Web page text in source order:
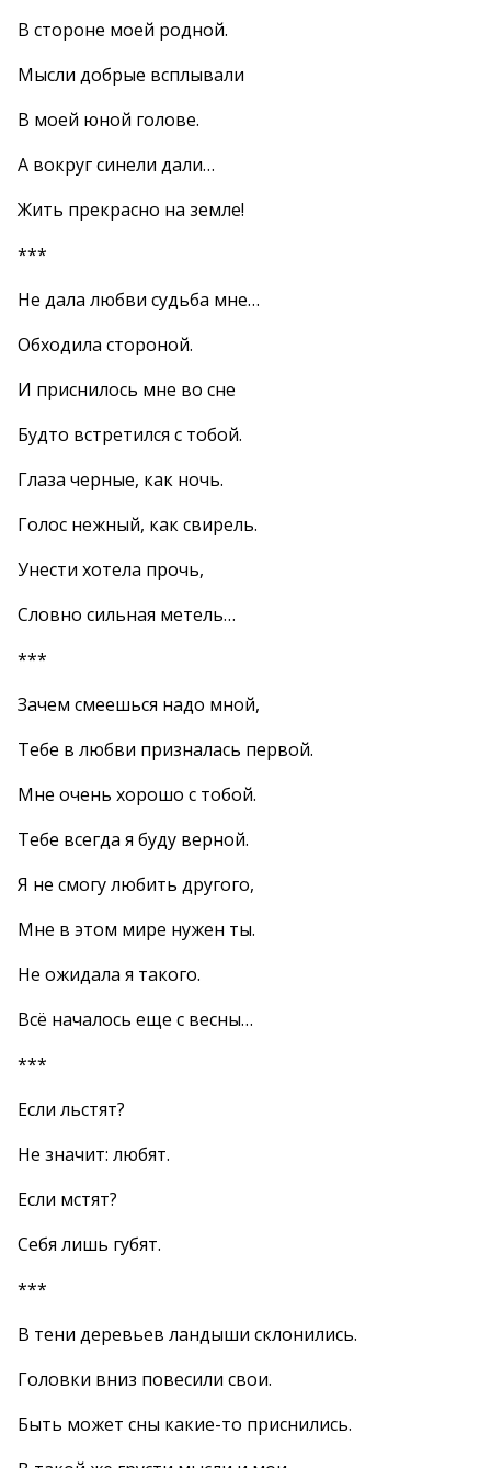
В стороне моей родной.
Мысли добрые всплывали
В моей юной голове.
А вокруг синели дали…
Жить прекрасно на земле!
***
Не дала любви судьба мне…
Обходила стороной.
И приснилось мне во сне
Будто встретился с тобой.
Глаза черные, как ночь.
Голос нежный, как свирель.
Унести хотела прочь,
Словно сильная метель…
***
Зачем смеешься надо мной,
Тебе в любви призналась первой.
Мне очень хорошо с тобой.
Тебе всегда я буду верной.
Я не смогу любить другого,
Мне в этом мире нужен ты.
Не ожидала я такого.
Всё началось еще с весны…
***
Если льстят?
Не значит: любят.
Если мстят?
Себя лишь губят.
***
В тени деревьев ландыши склонились.
Головки вниз повесили свои.
Быть может сны какие-то приснились.